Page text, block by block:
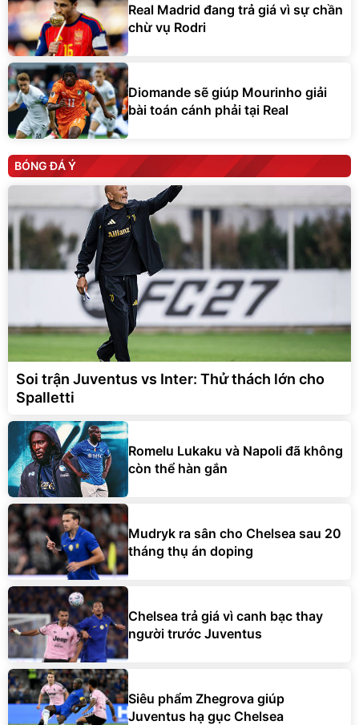
Real Madrid đang trả giá vì sự chần
chừ vụ Rodri
Diomande sẽ giúp Mourinho giải
bài toán cánh phải tại Real
BÓNG ĐÁ Ý
Soi trận Juventus vs Inter: Thử thách lớn cho
Spalletti
Romelu Lukaku và Napoli đã không
còn thể hàn gắn
Mudryk ra sân cho Chelsea sau 20
tháng thụ án doping
Chelsea trả giá vì canh bạc thay
người trước Juventus
Siêu phẩm Zhegrova giúp
Juventus hạ gục Chelsea